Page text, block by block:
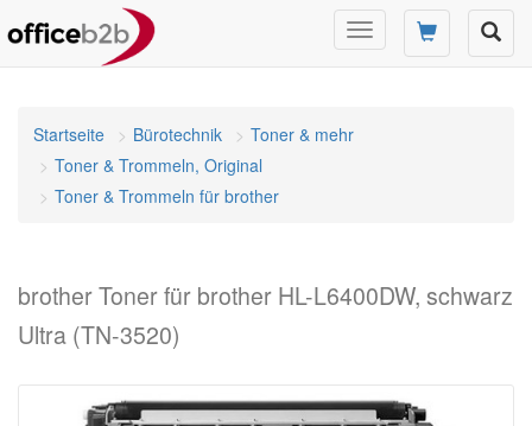
Navigation
umschalten
Startseite Bürotechnik
Toner & mehr
Toner & Trommeln, Original
Toner & Trommeln für brother
brother Toner für brother HL-L6400DW, schwarz
Ultra (TN-3520)